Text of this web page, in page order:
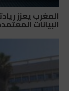
المغرب يعزز
البيانات